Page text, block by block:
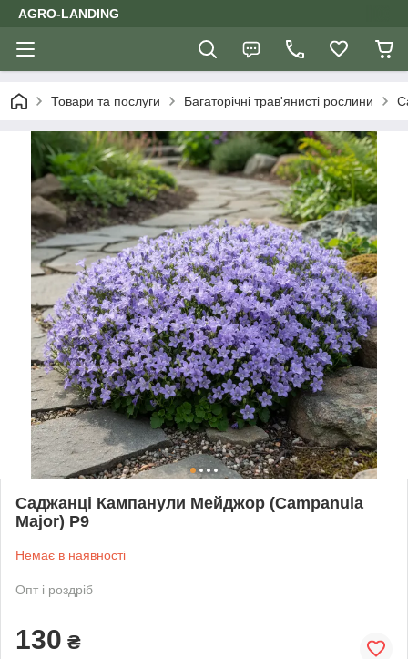
AGRO-LANDING
Товари та послуги Багаторічні трав'янисті рослини
Саджанці Кампанули Мейджор (Campanula
Major) P9
Немає в наявності
Опт і роздріб
130 ₴